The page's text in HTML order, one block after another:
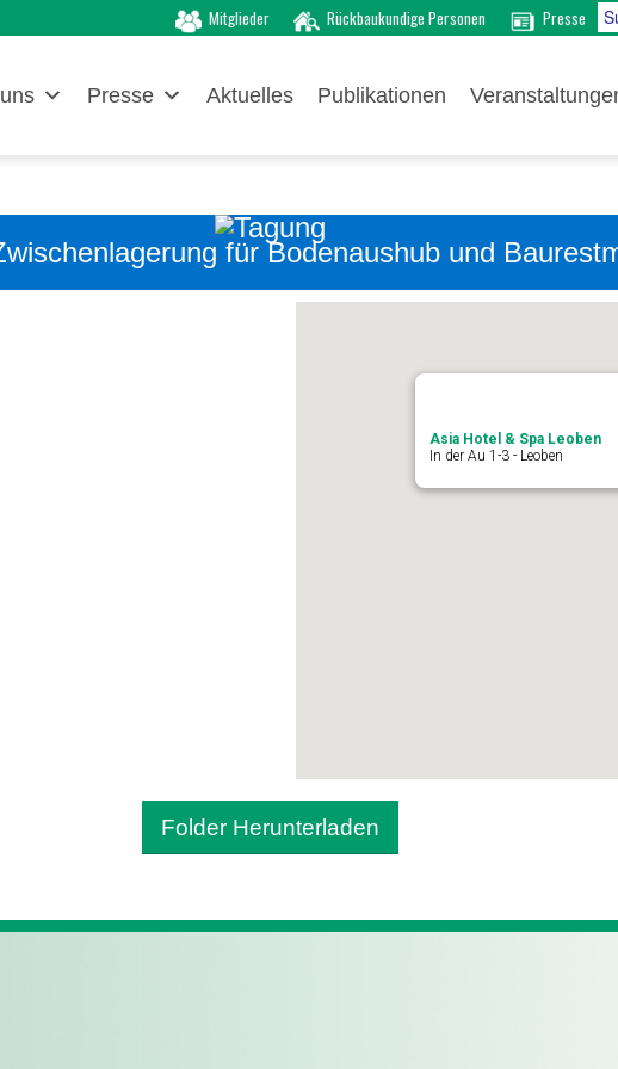
Mitglieder Rückbaukundige Personen Presse
Presse Aktuelles Publikationen
für Bodenaushub und
Asia Hotel & Spa Leoben
In der Au 1-3 - Leoben
Folder Herunterladen